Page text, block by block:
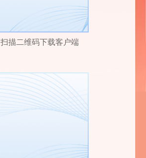
扫描二维码下载客户端